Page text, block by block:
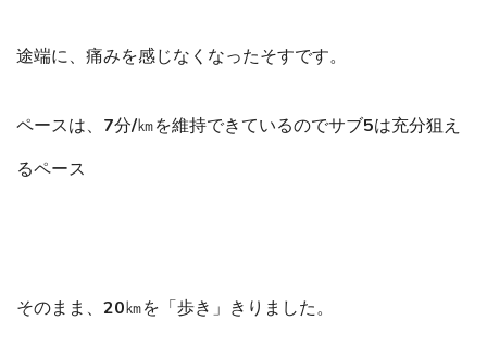
途端に、痛みを感じなくなったそすです。
ペースは、7分/㎞を維持できているのでサブ5は充分狙え
るペース
そのまま、20㎞を「歩き」きりました。